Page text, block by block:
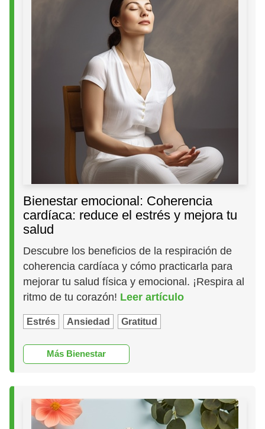
Bienestar emocional: Coherencia
cardíaca: reduce el estrés y mejora tu
salud
Descubre los beneficios de la respiración de
coherencia cardíaca y cómo practicarla para
mejorar tu salud física y emocional. ¡Respira al
ritmo de tu corazón! Leer artículo
Estrés Ansiedad Gratitud
Más Bienestar